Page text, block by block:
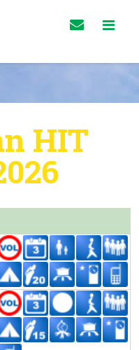
HIT